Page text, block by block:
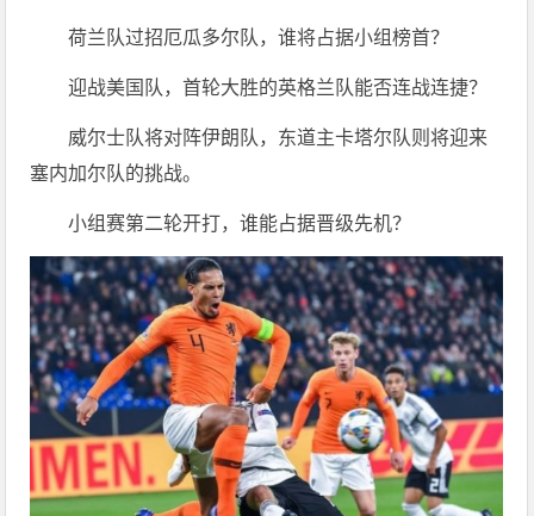
荷兰队过招厄瓜多尔队，谁将占据小组榜首？
迎战美国队，首轮大胜的英格兰队能否连战连捷？
威尔士队将对阵伊朗队，东道主卡塔尔队则将迎来
塞内加尔队的挑战。
小组赛第二轮开打，谁能占据晋级先机？